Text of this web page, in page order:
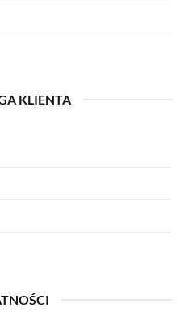
KLIENTA